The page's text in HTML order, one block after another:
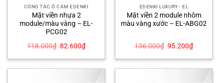
CÔNG TẮC Ổ CẮM EDENKI
Mặt viền nhựa 2
module/màu vàng – EL-
PCG02
118.000₫ Giá
là:
82.600₫Giá
hiện
tại
82.600₫.
EDENKI LUXURY - EL
Mặt viền 2 module nhôm
màu vàng xước – EL-ABG02
136.000₫ Giá
là:
95.200₫Giá
hiện
tại
95.200₫.